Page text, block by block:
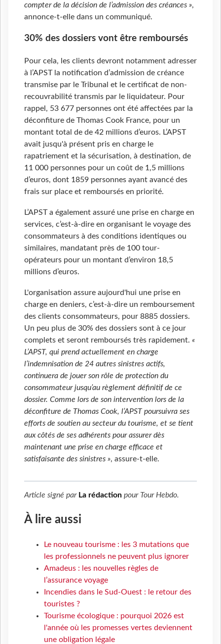
compter de la décision de l’admission des créances »,
annonce-t-elle dans un communiqué.
30% des dossiers vont être remboursés
Pour cela, les clients devront notamment adresser
à l’APST la notification d’admission de créance
transmise par le Tribunal et le certificat de non-
recouvrabilité transmis par le liquidateur. Pour
rappel, 53 677 personnes ont été affectées par la
déconfiture de Thomas Cook France, pour un
montant total de de 42 millions d’euros. L’APST
avait jusqu'à présent pris en charge le
rapatriement et la sécurisation, à destination, de
11 000 personnes pour un coût de 1,5 millions
d’euros, dont 1859 personnes ayant avancé des
frais sur place et remboursés en priorité.
L’APST a également assuré une prise en charge en
services, c’est-à-dire en organisant le voyage des
consommateurs à des conditions identiques ou
similaires, mandatant près de 100 tour-
opérateurs pour un montant d’environ 18,5
millions d’euros.
L'organisation assure aujourd'hui une prise en
charge en deniers, c’est-à-dire un remboursement
des clients consommateurs, pour 8885 dossiers.
Un peu plus de 30% des dossiers sont à ce jour
complets et seront remboursés très rapidement. «
L’APST, qui prend actuellement en charge
l’indemnisation de 24 autres sinistres actifs,
continuera de jouer son rôle de protection du
consommateur jusqu’au règlement définitif de ce
dossier. Comme lors de son intervention lors de la
déconfiture de Thomas Cook, l’APST poursuivra ses
efforts de soutien au secteur du tourisme, et se tient
aux côtés de ses adhérents pour assurer dès
maintenant une prise en charge efficace et
satisfaisante des sinistres », assure-t-elle.
Article signé par La rédaction pour Tour Hebdo.
À lire aussi
Le nouveau tourisme : les 3 mutations que
les professionnels ne peuvent plus ignorer
Amadeus : les nouvelles règles de
l’assurance voyage
Incendies dans le Sud-Ouest : le retour des
touristes ?
Tourisme écologique : pourquoi 2026 est
l'année où les promesses vertes deviennent
une obligation légale